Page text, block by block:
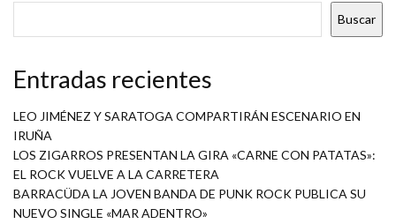
Buscar
Entradas recientes
LEO JIMÉNEZ Y SARATOGA COMPARTIRÁN ESCENARIO EN
IRUÑA
LOS ZIGARROS PRESENTAN LA GIRA «CARNE CON PATATAS»:
EL ROCK VUELVE A LA CARRETERA
BARRACÜDA LA JOVEN BANDA DE PUNK ROCK PUBLICA SU
NUEVO SINGLE «MAR ADENTRO»